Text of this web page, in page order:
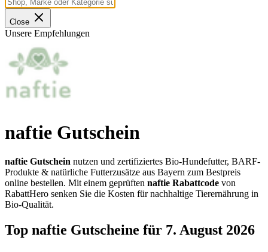
Close
Unsere Empfehlungen
naftie Gutschein
naftie Gutschein nutzen und zertifiziertes Bio-Hundefutter, BARF-
Produkte & natürliche Futterzusätze aus Bayern zum Bestpreis
online bestellen. Mit einem geprüften naftie Rabattcode von
RabattHero senken Sie die Kosten für nachhaltige Tierernährung in
Bio-Qualität.
Top naftie Gutscheine für 7. August 2026